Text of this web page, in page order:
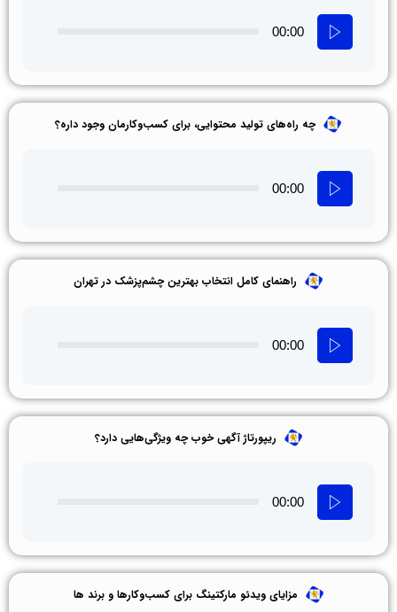
00:00
چه راه‌های تولید محتوایی، برای کسب‌وکارمان وجود داره؟
00:00
راهنمای کامل انتخاب بهترین چشم‌پزشک در تهران
00:00
ریپورتاژ آگهی خوب چه ویژگی‌هایی دارد؟
00:00
مزایای ویدئو مارکتینگ برای کسب‌وکارها و برند ها